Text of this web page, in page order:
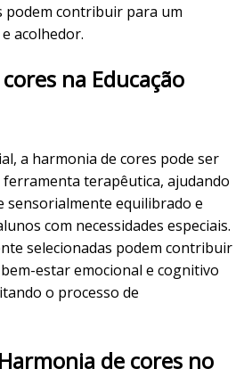
podem contribuir para um
acolhedor.
na Educação
a harmonia de cores pode ser
terapêutica, ajudando
sensorialmente equilibrado e
com necessidades especiais.
selecionadas podem contribuir
estar emocional e cognitivo
o processo de
de cores no